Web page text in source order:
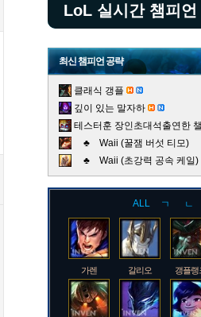
LoL 실시간 챔피언
최신 챔피언 공략
클래식 갱플
깊이 있는 말자하
테스터훈 장인초대석출연한
♣ Waii (꿀잼 버섯 티모)
♣ Waii (초강력 공속 케
ALL ㄱ ㄴ
가렌 갈리오 갱플랭